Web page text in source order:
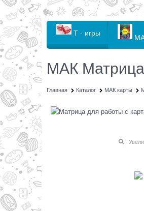
Т - игры
МАК
Главная Каталог МАК карты